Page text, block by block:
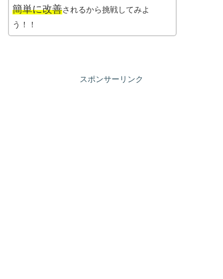
簡単に改善されるから挑戦してみよ
う！！
スポンサーリンク